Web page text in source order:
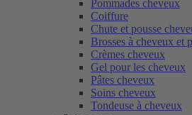
Pommades cheveux
Coiffure
Chute et pousse
Brosses à cheveux et
Crèmes cheveux
Gel pour les cheveux
Pâtes cheveux
Soins cheveux
Tondeuse à cheveux